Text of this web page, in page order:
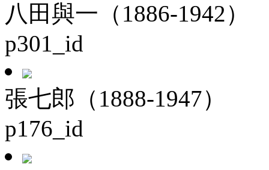
八田與一（1886-1942）
p301_id
張七郎（1888-1947）
p176_id